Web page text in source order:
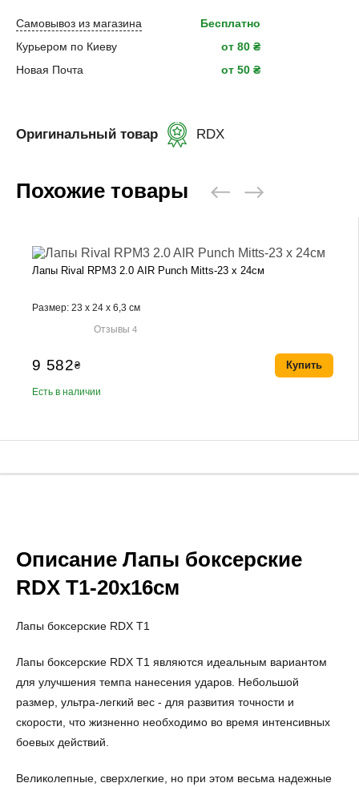
Самовывоз из магазина
Бесплатно
Курьером по Киеву
от 80 ₴
Новая Почта
от 50 ₴
Оригинальный товар RDX
Похожие товары
Лапы Rival RPM3 2.0 AIR Punch Mitts-23 x 24см
Размер: 23 х 24 х 6,3 см
Отзывы4
9 582₴
Есть в наличии
Купить
Описание Лапы боксерские
RDX T1-20x16см
Лапы боксерские RDX T1
Лапы боксерские RDX T1 являются идеальным вариантом
для улучшения темпа нанесения ударов. Небольшой
размер, ультра-легкий вес - для развития точности и
скорости, что жизненно необходимо во время интенсивных
боевых действий.
Великолепные, сверхлегкие, но при этом весьма надежные